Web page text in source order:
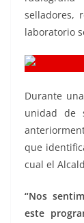
selladores,
laboratorio
Durante
unidad de
que
cual el
“Nos
este